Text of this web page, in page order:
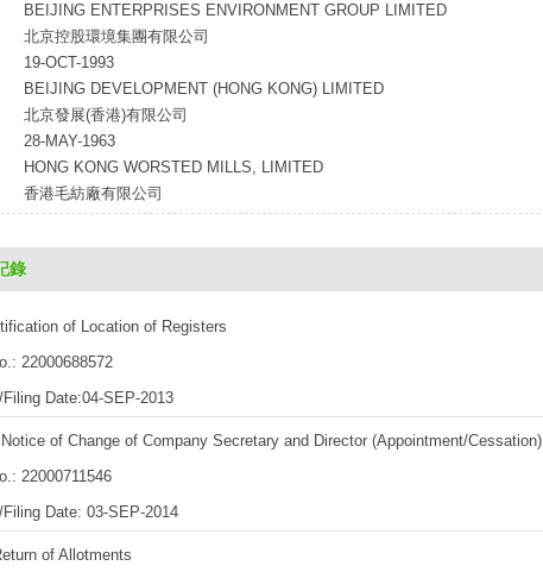
BEIJING ENTERPRISES ENVIRONMENT GROUP LIMITED
北京控股環境集團有限公司
19-OCT-1993
BEIJING DEVELOPMENT (HONG KONG) LIMITED
北京發展(香港)有限公司
28-MAY-1963
HONG KONG WORSTED MILLS, LIMITED
香港毛紡廠有限公司
錄
of Location of Registers
22000688572
Date:04-SEP-2013
of Change of Company Secretary and Director (Appointment/Cessation)
22000711546
Date: 03-SEP-2014
of Allotments